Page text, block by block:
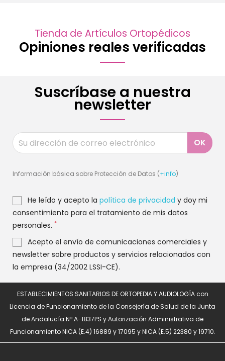
Tienda de Artículos Ortopédicos
Opiniones reales verificadas
Suscríbase a nuestra
newsletter
Información básica sobre Protección de Datos (+info)
He leído y acepto la política de privacidad y doy mi
consentimiento para el tratamiento de mis datos
personales. *
Acepto el envío de comunicaciones comerciales y
newsletter sobre productos y servicios relacionados con
la empresa (34/2002 LSSI-CE).
ESTABLECIMIENTOS SANITARIOS DE ORTOPEDIA Y AUDIOLOGÍA con
Licencia de Funcionamiento de la Consejería de Salud de la Junta
de Andalucía Nº A-1837PS y Autorización Administrativa de
Funcionamiento NICA (E.4) 16889 y 17095 y NICA (E.5) 22380 y 19710.